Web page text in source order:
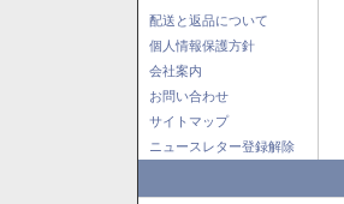
配送と返品について
個人情報保護方針
会社案内
お問い合わせ
サイトマップ
ニュースレター登録解除